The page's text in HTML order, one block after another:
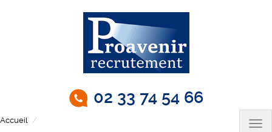
02 33 74 54 66
Accueil